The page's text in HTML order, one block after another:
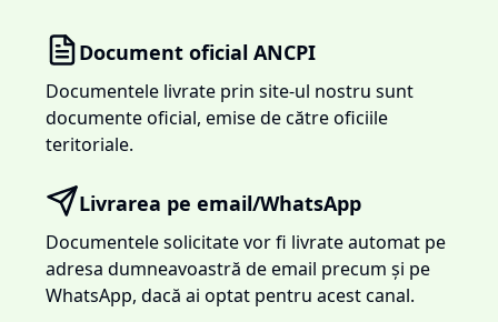
Document oficial ANCPI
Documentele livrate prin site-ul nostru sunt
documente oficial, emise de către oficiile
teritoriale.
Livrarea pe email/WhatsApp
Documentele solicitate vor fi livrate automat pe
adresa dumneavoastră de email precum și pe
WhatsApp, dacă ai optat pentru acest canal.